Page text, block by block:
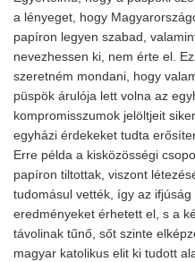
a lényeget, hogy
papíron legyen szabad,
nevezhessen ki, nem érte el.
szeretném mondani, hogy
püspök árulója lett volna az
kompromisszumok jelöltjeit
egyházi érdekeket tudta
Erre példa a kisközösségi
papíron tiltottak, viszont
tudomásul vették, így az
eredményeket érhetett el, s a
távolinak tűnő, sőt szinte
magyar katolikus elit ki tudott